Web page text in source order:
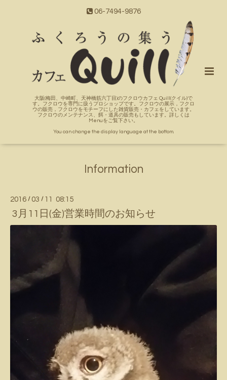
06-7494-9876
大阪(梅田、中崎町、天神橋筋六丁目)のフクロウカフェ Quill(クイル)で
す。フクロウを専門に扱うプロショップです。フクロウの展示，フクロ
ウの販売，フクロウをモチーフにした雑貨販売・カフェをしています。
フクロウのメンテナンス、餌・道具の販売もしています。詳しくは
Menuをご覧下さい。
You can change the display language at the bottom.
Information
2016 / 03 / 11 08:15
3月11日(金)営業時間のお知らせ